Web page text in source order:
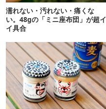
濡れない・汚れない・痛くな
い。48gの「ミニ座布団」が超イ
イ具合